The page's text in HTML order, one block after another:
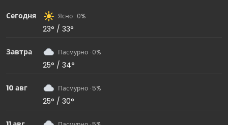
Сегодня Ясно · 0%
23° / 33°
Завтра Пасмурно · 0%
25° / 34°
10 авг Пасмурно · 5%
25° / 30°